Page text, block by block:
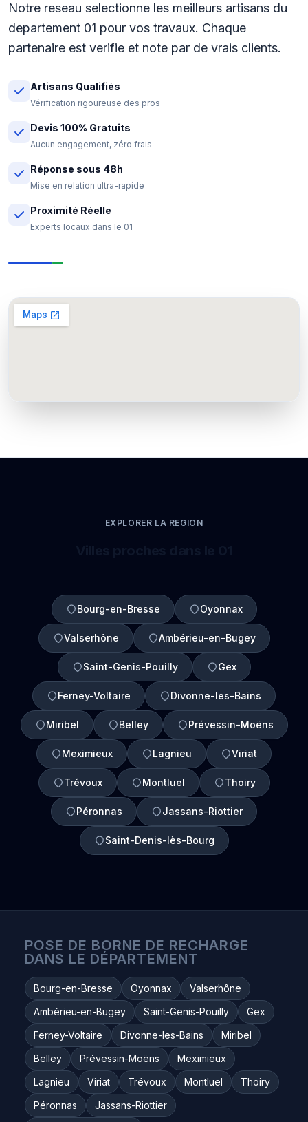
Notre reseau selectionne les meilleurs artisans du
departement 01 pour vos travaux. Chaque
partenaire est verifie et note par de vrais clients.
Artisans Qualifiés
Vérification rigoureuse des pros
Devis 100% Gratuits
Aucun engagement, zéro frais
Réponse sous 48h
Mise en relation ultra-rapide
Proximité Réelle
Experts locaux dans le 01
EXPLORER LA REGION
Bourg-en-Bresse Oyonnax
Valserhône Ambérieu-en-Bugey
Saint-Genis-Pouilly Gex
Ferney-Voltaire Divonne-les-Bains
Miribel Belley Prévessin-Moëns
Meximieux Lagnieu Viriat
Trévoux Montluel Thoiry
Péronnas Jassans-Riottier
Saint-Denis-lès-Bourg
POSE DE BORNE DE RECHARGE
DANS LE DÉPARTEMENT
Bourg-en-Bresse Oyonnax
Valserhône
Ambérieu-en-Bugey
Saint-Genis-Pouilly
Gex
Ferney-Voltaire
Divonne-les-Bains
Miribel
Belley
Prévessin-Moëns
Meximieux
Lagnieu
Viriat Trévoux Montluel
Thoiry
Péronnas
Jassans-Riottier